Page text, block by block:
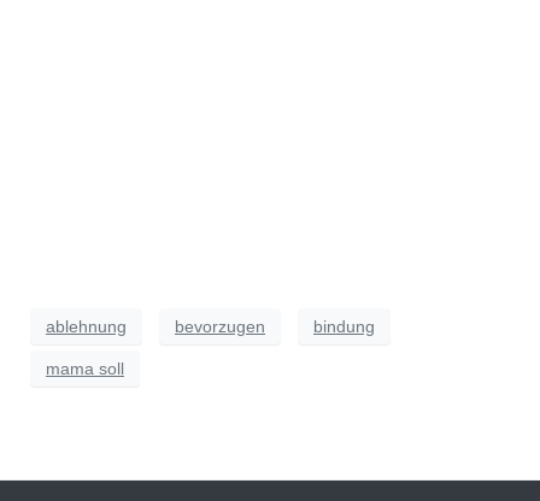
ablehnung bevorzugen bindung
mama soll